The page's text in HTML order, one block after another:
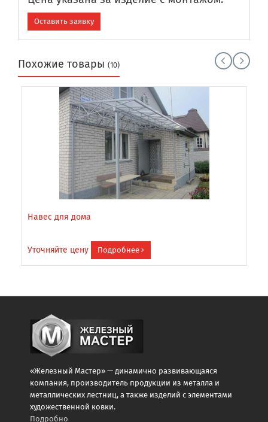
Оставить заявку
Похожие товары (10)
Навес для дома
Уточняйте цену Подробнее
«Железный Мастер» — динамично развивающаяся
компания, производитель продукции из металла и
металлических лестниц, а также изделий с элементами
художественной ковки.
Подробно